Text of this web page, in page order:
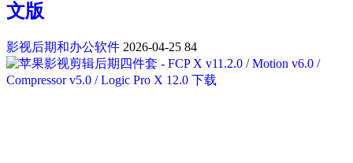
文版
影视后期和办公软件 2026-04-25 84